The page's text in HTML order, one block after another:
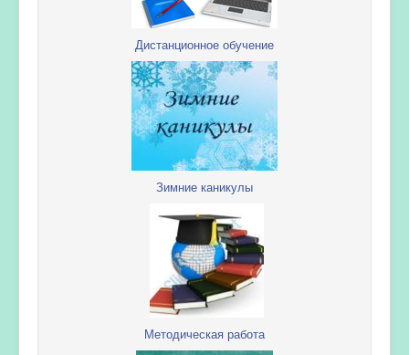
Дистанционное обучение
Зимние каникулы
Методическая работа